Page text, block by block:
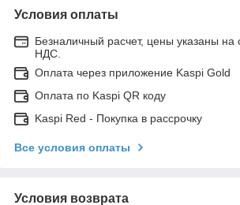
Условия оплаты
Безналичный расчет, цены указаны на
НДС.
Оплата через приложение Kaspi Gold
Оплата по Kaspi QR коду
Kaspi Red - Покупка в рассрочку
Все условия оплаты
Условия возврата